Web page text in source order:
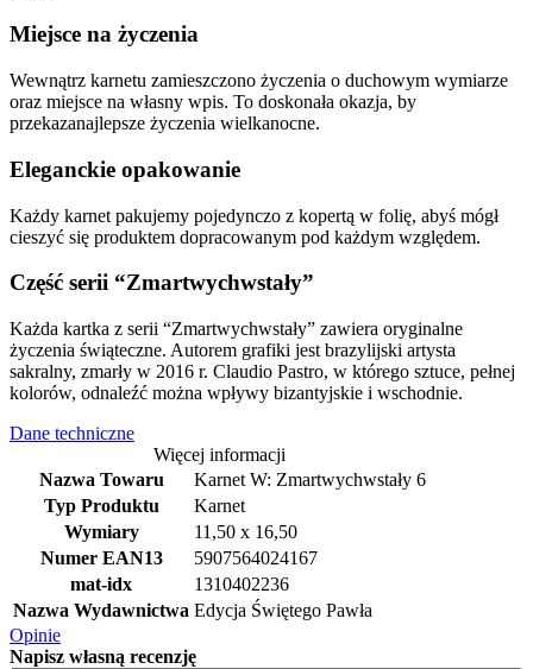
Miejsce na życzenia
Wewnątrz karnetu zamieszczono życzenia o duchowym wymiarze
oraz miejsce na własny wpis. To doskonała okazja, by
przekazanajlepsze życzenia wielkanocne.
Eleganckie opakowanie
Każdy karnet pakujemy pojedynczo z kopertą w folię, abyś mógł
cieszyć się produktem dopracowanym pod każdym względem.
Część serii “Zmartwychwstały”
Każda kartka z serii “Zmartwychwstały” zawiera oryginalne
życzenia świąteczne. Autorem grafiki jest brazylijski artysta
sakralny, zmarły w 2016 r. Claudio Pastro, w którego sztuce, pełnej
kolorów, odnaleźć można wpływy bizantyjskie i wschodnie.
Dane techniczne
Więcej informacji
Nazwa Towaru
Karnet W: Zmartwychwstały 6
Typ Produktu
Karnet
Wymiary
11,50 x 16,50
Numer EAN13
5907564024167
mat-idx
1310402236
Nazwa Wydawnictwa Edycja Świętego Pawła
Opinie
Napisz własną recenzję